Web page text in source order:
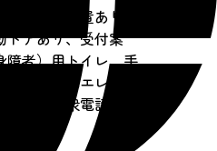
プ等の設置あり、
ドアあり、受付案
障者）用トイレ、手
障者対応エレベー
対応公衆電話、盲